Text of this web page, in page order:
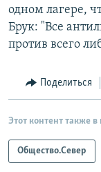
одном лагере,
Брук: "Все
против всего
Поделиться
Этот контент также в
Общество.Север